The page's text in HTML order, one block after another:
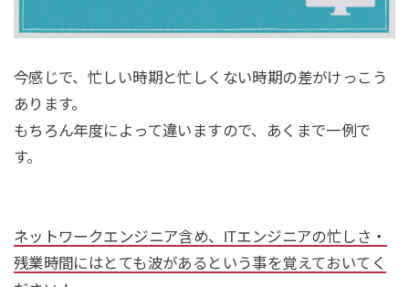
今感じで、忙しい時期と忙しくない時期の差がけっこう
あります。
もちろん年度によって違いますので、あくまで一例で
す。
ネットワークエンジニア含め、ITエンジニアの忙しさ・
残業時間にはとても波があるという事を覚えておいてく